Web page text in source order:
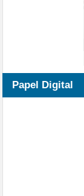
Papel Digital